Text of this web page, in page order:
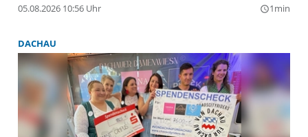
05.08.2026 10:56 Uhr query_builder1min
DACHAU